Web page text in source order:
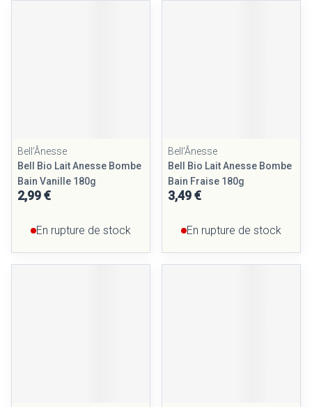
Bell’Ânesse
Bell Bio Lait Anesse Bombe
Bain Vanille 180g
2,99 €
En rupture de stock
Bell’Ânesse
Bell Bio Lait Anesse Bombe
Bain Fraise 180g
3,49 €
En rupture de stock